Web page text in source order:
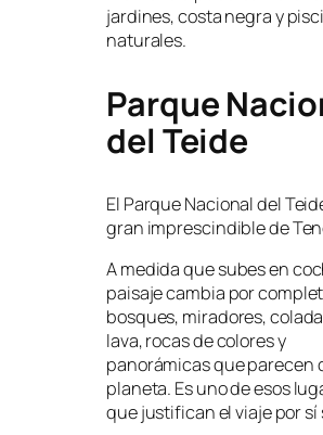
jardines, costa negra y
naturales.
Parque
del Teide
El Parque Nacional del
gran imprescindible de
A medida que subes en
paisaje cambia por
bosques, miradores,
lava, rocas de colores y
panorámicas que parecen
planeta. Es uno de esos
que justifican el viaje por sí